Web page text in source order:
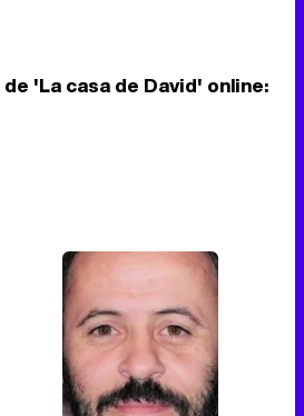
'La casa de David' online: